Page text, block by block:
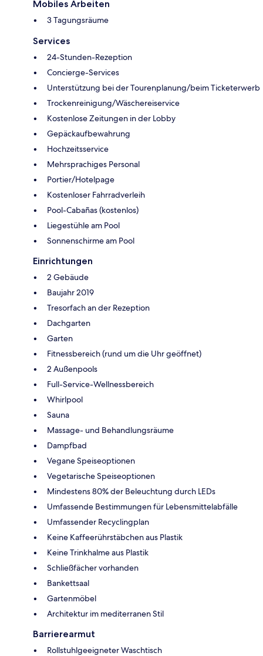
Mobiles Arbeiten
3 Tagungsräume
Services
24-Stunden-Rezeption
Concierge-Services
Unterstützung bei der Tourenplanung/beim Ticketerwerb
Trockenreinigung/Wäschereiservice
Kostenlose Zeitungen in der Lobby
Gepäckaufbewahrung
Hochzeitsservice
Mehrsprachiges Personal
Portier/Hotelpage
Kostenloser Fahrradverleih
Pool-Cabañas (kostenlos)
Liegestühle am Pool
Sonnenschirme am Pool
Einrichtungen
2 Gebäude
Baujahr 2019
Tresorfach an der Rezeption
Dachgarten
Garten
Fitnessbereich (rund um die Uhr geöffnet)
2 Außenpools
Full-Service-Wellnessbereich
Whirlpool
Sauna
Massage- und Behandlungsräume
Dampfbad
Vegane Speiseoptionen
Vegetarische Speiseoptionen
Mindestens 80% der Beleuchtung durch LEDs
Umfassende Bestimmungen für Lebensmittelabfälle
Umfassender Recyclingplan
Keine Kaffeerührstäbchen aus Plastik
Keine Trinkhalme aus Plastik
Schließfächer vorhanden
Bankettsaal
Gartenmöbel
Architektur im mediterranen Stil
Barrierearmut
Rollstuhlgeeigneter Waschtisch